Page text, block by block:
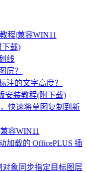
程|兼容WIN11
下载)
线
层？
注的文字高度？
安装教程(附下载)
快速将草图复制到新
容WIN11
加载的 OfficePLUS 插
对象同步指定目标图层